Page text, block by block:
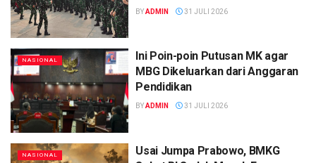
BYADMIN 31 JULI 2026
NASIONAL
Ini Poin-poin Putusan MK agar
MBG Dikeluarkan dari Anggaran
Pendidikan
BYADMIN 31 JULI 2026
NASIONAL
Usai Jumpa Prabowo, BMKG